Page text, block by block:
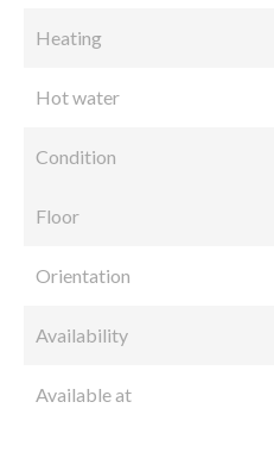
Heating
Hot water
Condition
Floor
Orientation
Availability
Available at